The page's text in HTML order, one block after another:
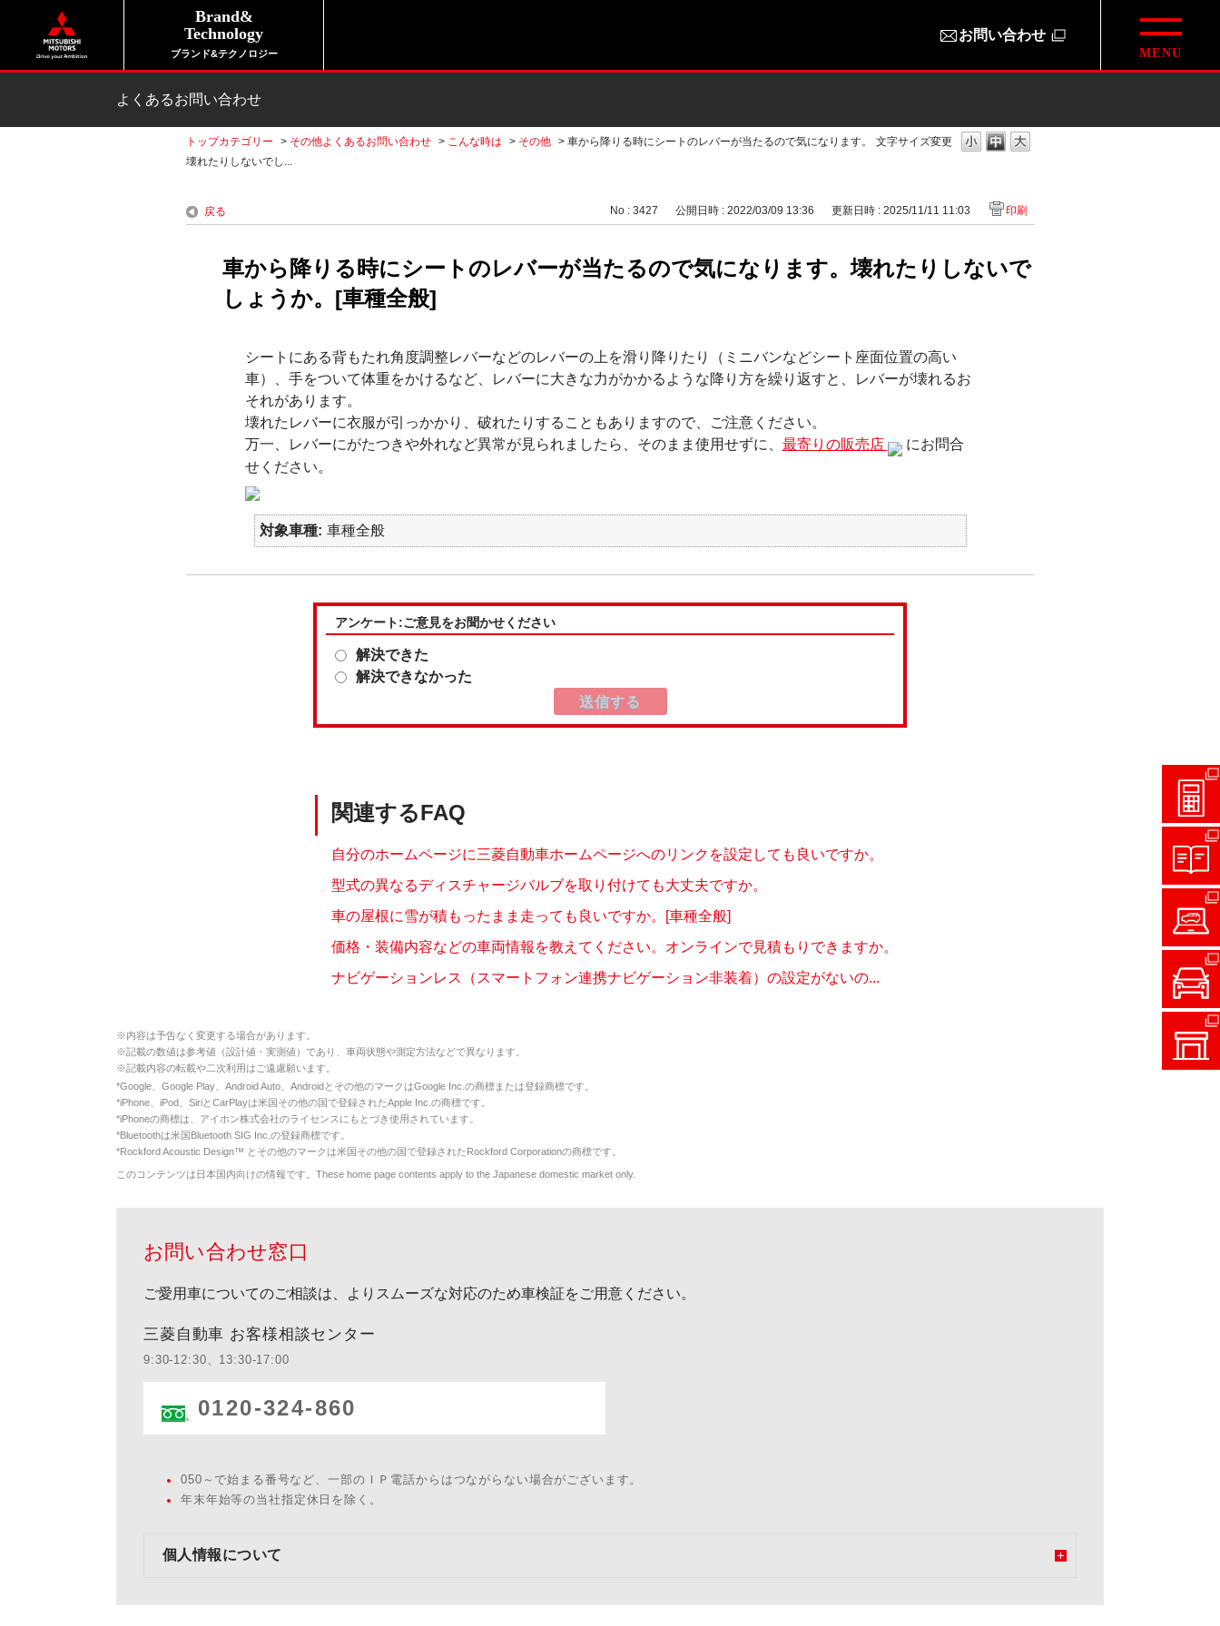
Brand&
Technology
ブランド&テクノロジー
お問い合わせ
よくあるお問い合わせ
文字サイズ変更
トップカテゴリー > その他よくあるお問い合わせ > こんな時は > その他 > 車から降りる時にシートのレバーが当たるので気になります。
壊れたりしないでし...
戻る No : 3427 公開日時 : 2022/03/09 13:36 更新日時 : 2025/11/11 11:03 印刷
車から降りる時にシートのレバーが当たるので気になります。壊れたりしないで
しょうか。[車種全般]
シートにある背もたれ角度調整レバーなどのレバーの上を滑り降りたり（ミニバンなどシート座面位置の高い
車）、手をついて体重をかけるなど、レバーに大きな力がかかるような降り方を繰り返すと、レバーが壊れるお
それがあります。
壊れたレバーに衣服が引っかかり、破れたりすることもありますので、ご注意ください。
万一、レバーにがたつきや外れなど異常が見られましたら、そのまま使用せずに、 最寄りの販売店
にお問合
せください。
対象車種 車種全般
アンケート:ご意見をお聞かせください
解決できた
解決できなかった
関連するFAQ
自分のホームページに三菱自動車ホームページへのリンクを設定しても良いですか。
型式の異なるディスチャージバルブを取り付けても大丈夫ですか。
車の屋根に雪が積もったまま走っても良いですか。[車種全般]
価格・装備内容などの車両情報を教えてください。オンラインで見積もりできますか。
ナビゲーションレス（スマートフォン連携ナビゲーション非装着）の設定がないの...
※内容は予告なく変更する場合があります。
※記載の数値は参考値（設計値・実測値）であり、車両状態や測定方法などで異なります。
※記載内容の転載や二次利用はご遠慮願います。
*Google、Google Play、Android Auto、Androidとその他のマークはGoogle Inc.の商標または登録商標です。
*iPhone、iPod、SiriとCarPlayは米国その他の国で登録されたApple Inc.の商標です。
*iPhoneの商標は、アイホン株式会社のライセンスにもとづき使用されています。
*Bluetoothは米国Bluetooth SIG Inc.の登録商標です。
*Rockford Acoustic Design™ とその他のマークは米国その他の国で登録されたRockford Corporationの商標です。
このコンテンツは日本国内向けの情報です。These home page contents apply to the Japanese domestic market only.
お問い合わせ窓口
ご愛用車についてのご相談は、よりスムーズな対応のため車検証をご用意ください。
三菱自動車 お客様相談センター
9:30-12:30、13:30-17:00
0120-324-860
050～で始まる番号など、一部のＩＰ電話からはつながらない場合がございます。
年末年始等の当社指定休日を除く。
個人情報について